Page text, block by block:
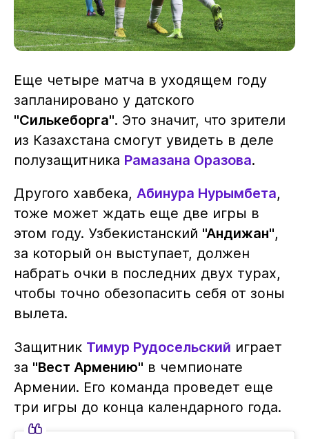
Еще четыре матча в уходящем году
запланировано у датского
"Силькеборга". Это значит, что зрители
из Казахстана смогут увидеть в деле
полузащитника Рамазана Оразова.
Другого хавбека, Абинура Нурымбета,
тоже может ждать еще две игры в
этом году. Узбекистанский "Андижан",
за который он выступает, должен
набрать очки в последних двух турах,
чтобы точно обезопасить себя от зоны
вылета.
Защитник Тимур Рудосельский играет
за "Вест Армению" в чемпионате
Армении. Его команда проведет еще
три игры до конца календарного года.